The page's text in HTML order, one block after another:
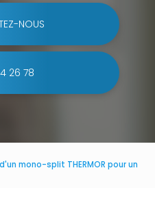
NOUS
26 78
mono-split THERMOR pour un